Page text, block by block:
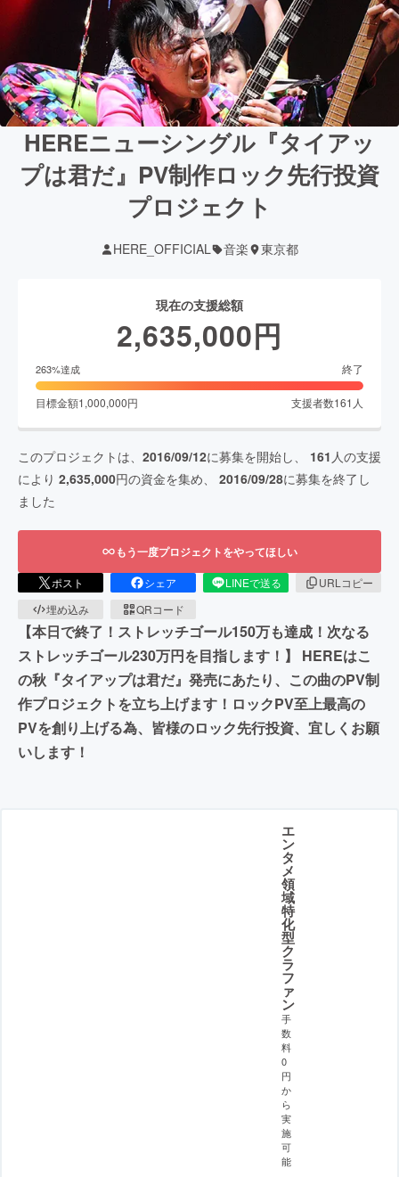
HEREニューシングル『タイアッ
プは君だ』PV制作ロック先行投資
プロジェクト
HERE_OFFICIAL 音楽 東京都
現在の支援総額
2,635,000円
263%達成 終了
目標金額1,000,000円 支援者数161 人
このプロジェクトは、 2016/09/12に募集を開始し、 161 人の支援
により 2,635,000円の資金を集め、 2016/09/28に募集を終了し
ました
もう一度プロジェクトをやってほしい
ポスト シェア LINEで送る
URLコピー
埋め込み
QRコード
【本日で終了！ストレッチゴール150万も達成！次なる
ストレッチゴール230万円を目指します！】 HEREはこ
の秋『タイアップは君だ』発売にあたり、この曲のPV制
作プロジェクトを立ち上げます！ロックPV至上最高の
PVを創り上げる為、皆様のロック先行投資、宜しくお願
いします！
エ
ン
タ
メ
領
域
特
化
型
ク
ラ
フ
ァ
ン
手
数
料
0
円
か
ら
実
施
可
能